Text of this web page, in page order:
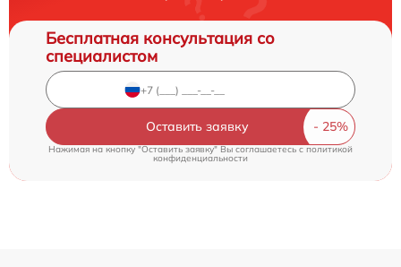
Бесплатная консультация со
специалистом
Оставить заявку
Нажимая на кнопку "Оставить заявку" Вы соглашаетесь cполитикой
конфиденциальности